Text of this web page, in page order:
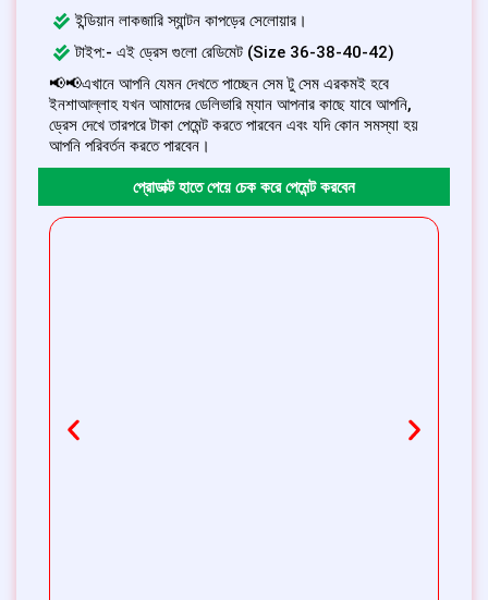
ইন্ডিয়ান লাকজারি স্যান্টন কাপড়ের সেলোয়ার।
টাইপ:- এই ড্রেস গুলো রেডিমেট (Size 36-38-40-42)
📢📢এখানে আপনি যেমন দেখতে পাচ্ছেন সেম টু সেম এরকমই হবে
ইনশাআল্লাহ যখন আমাদের ডেলিভারি ম্যান আপনার কাছে যাবে আপনি,
ড্রেস দেখে তারপরে টাকা পেমেন্ট করতে পারবেন এবং যদি কোন সমস্যা হয়
আপনি পরিবর্তন করতে পারবেন।
প্রোডাক্ট হাতে পেয়ে চেক করে পেমেন্ট করবেন